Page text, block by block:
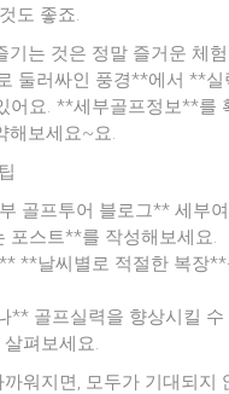
도 좋죠.
기는 것은 정말 즐거운 체
둘러싸인 풍경**에서 **실
어요. **세부골프정보**를
해보세요~요.
골프투어 블로그** 세부
포스트**를 작성해보세요.
**날씨별로 적절한 복장
** 골프실력을 향상시킬 수
펴보세요.
워지면, 모두가 기대되지